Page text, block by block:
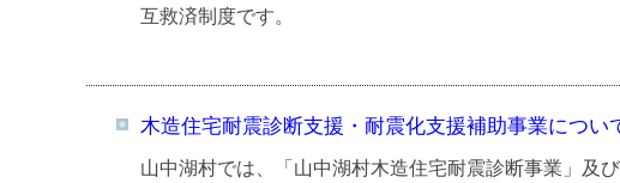
互救済制度です。
木造住宅耐震診断支援・耐震化支援補助事業につい
山中湖村では、「山中湖村木造住宅耐震診断事業」及